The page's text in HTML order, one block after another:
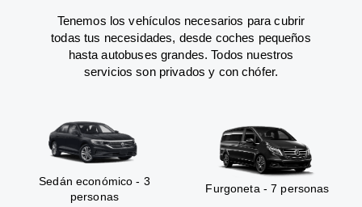
Tenemos los vehículos necesarios para cubrir
todas tus necesidades, desde coches pequeños
hasta autobuses grandes. Todos nuestros
servicios son privados y con chófer.
Sedán económico - 3
personas
Furgoneta - 7 personas